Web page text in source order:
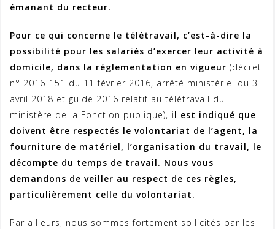
émanant du recteur.
Pour ce qui concerne le télétravail, c’est-à-dire la
possibilité pour les salariés d’exercer leur activité à
domicile, dans la réglementation en vigueur (décret
n° 2016-151 du 11 février 2016, arrêté ministériel du 3
avril 2018 et guide 2016 relatif au télétravail du
ministère de la Fonction publique), il est indiqué que
doivent être respectés le volontariat de l’agent, la
fourniture de matériel, l’organisation du travail, le
décompte du temps de travail. Nous vous
demandons de veiller au respect de ces règles,
particulièrement celle du volontariat.
Par ailleurs, nous sommes fortement sollicités par les